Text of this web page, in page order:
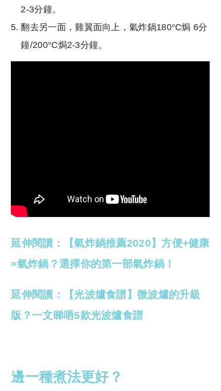
2-3分鐘。
翻去另一面，雞翼面向上，氣炸鍋180°C焗 6分
鐘/200°C焗2-3分鐘。
延伸閱讀：【氣炸鍋推薦2020】方便+健康
=氣炸鍋？選擇你的第一部氣炸鍋！
延伸閱讀：【光波爐食譜】微波爐的升級
版？一文睇哂5款光波爐食譜
邊一種煮法更好？